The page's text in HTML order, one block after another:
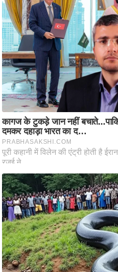
स्खे
प
र्य
ट
न
स्थ
ल
फि
ट
ने
स
मं
रि
ले
श
न
शि
प
रा